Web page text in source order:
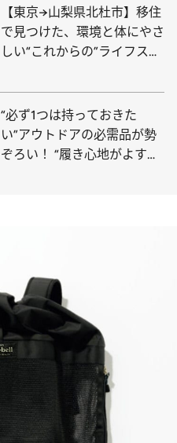
【東京→山梨県北杜市】移住
で見つけた、環境と体にやさ
しい“これからの”ライフスタ
さん
“必ず1つは持っておきた
い”アウトドアの必需品が勢
ぞろい！ “履き心地がよすぎ